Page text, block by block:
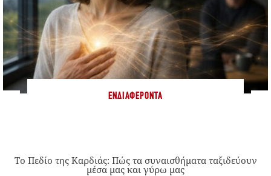
ΕΝΔΙΑΦΈΡΟΝΤΑ
Το Πεδίο της Καρδιάς: Πώς τα συναισθήματα ταξιδεύουν
μέσα μας και γύρω μας